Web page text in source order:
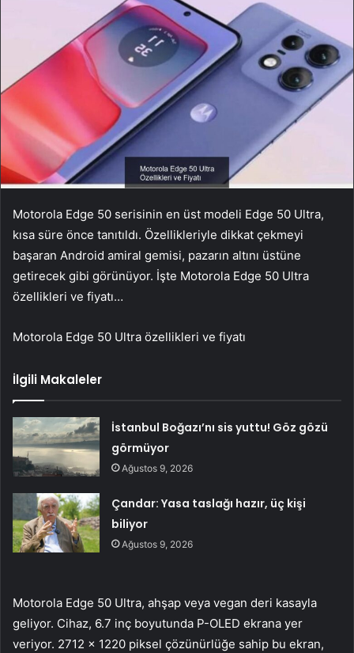
Motorola Edge 50 serisinin en üst modeli Edge 50 Ultra,
kısa süre önce tanıtıldı. Özellikleriyle dikkat çekmeyi
başaran Android amiral gemisi, pazarın altını üstüne
getirecek gibi görünüyor. İşte Motorola Edge 50 Ultra
özellikleri ve fiyatı…
Motorola Edge 50 Ultra özellikleri ve fiyatı
İlgili Makaleler
İstanbul Boğazı’nı sis yuttu! Göz gözü
görmüyor
Ağustos 9, 2026
Çandar: Yasa taslağı hazır, üç kişi
biliyor
Ağustos 9, 2026
Motorola Edge 50 Ultra, ahşap veya vegan deri kasayla
geliyor. Cihaz, 6.7 inç boyutunda P-OLED ekrana yer
veriyor. 2712 x 1220 piksel çözünürlüğe sahip bu ekran,